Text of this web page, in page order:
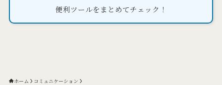
便利ツールをまとめてチェック！
ホーム コミュニケーション